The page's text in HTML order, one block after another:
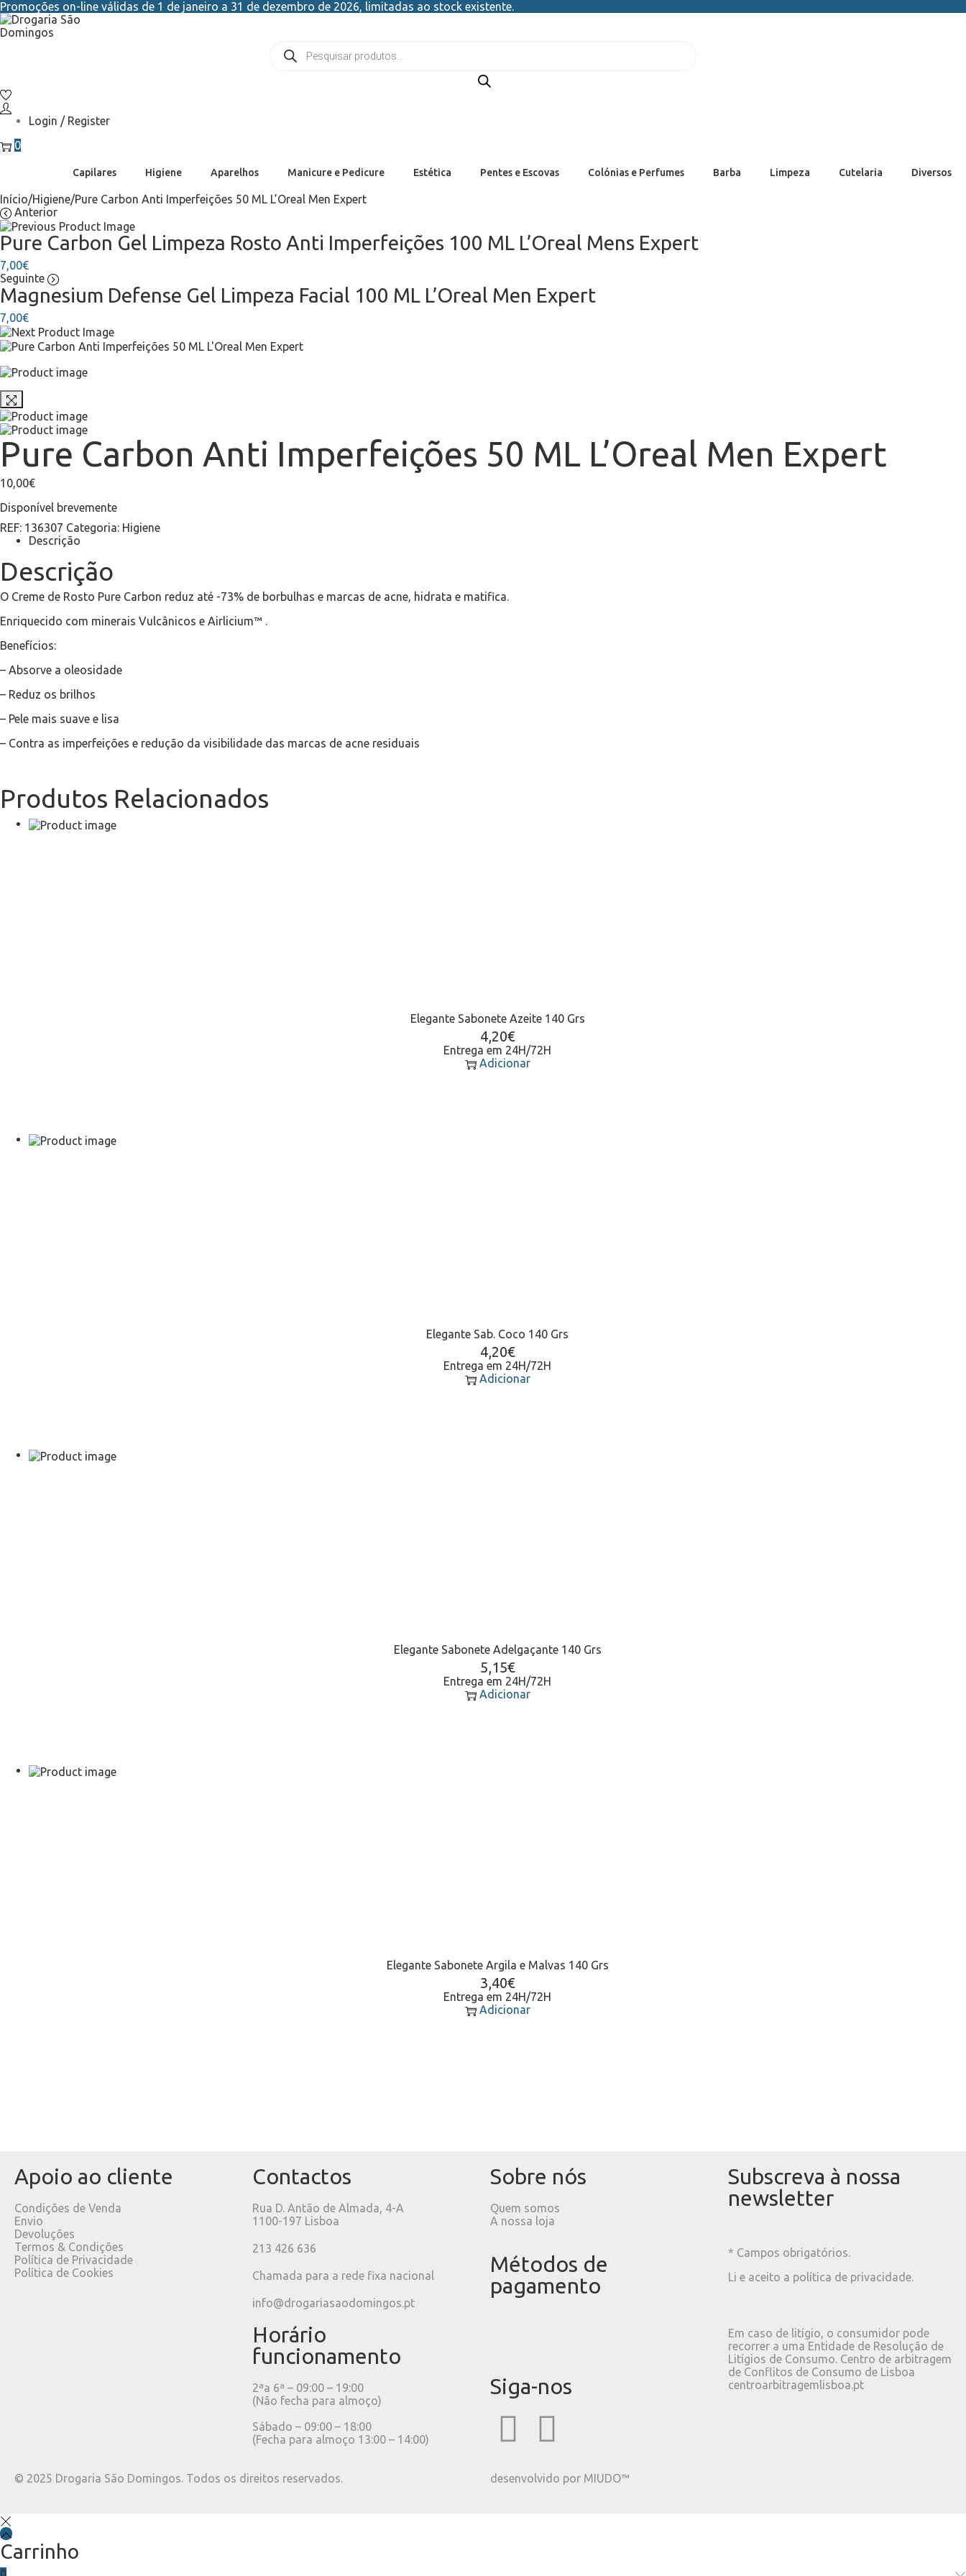
Promoções on-line válidas de 1 de janeiro a 31 de dezembro de 2026, limitadas ao stock existente.
Login / Register
0
Capilares Higiene Aparelhos Manicure e Pedicure Estética Pentes e Escovas Colónias e Perfumes Barba Limpeza Cutelaria Diversos
Início/Higiene/Pure Carbon Anti Imperfeições 50 ML L’Oreal Men Expert
Anterior
Pure Carbon Gel Limpeza Rosto Anti Imperfeições 100 ML L’Oreal Mens Expert
7,00€
Seguinte
Magnesium Defense Gel Limpeza Facial 100 ML L’Oreal Men Expert
7,00€
Pure Carbon Anti Imperfeições 50 ML L’Oreal Men Expert
10,00€
Disponível brevemente
REF: 136307 Categoria: Higiene
Descrição
Descrição
O Creme de Rosto Pure Carbon reduz até -73% de borbulhas e marcas de acne, hidrata e matifica.
Enriquecido com minerais Vulcânicos e Airlicium™ .
Benefícios:
– Absorve a oleosidade
– Reduz os brilhos
– Pele mais suave e lisa
– Contra as imperfeições e redução da visibilidade das marcas de acne residuais
Produtos Relacionados
Elegante Sabonete Azeite 140 Grs
4,20€
Entrega em 24H/72H
Adicionar
Elegante Sab. Coco 140 Grs
4,20€
Entrega em 24H/72H
Adicionar
Elegante Sabonete Adelgaçante 140 Grs
5,15€
Entrega em 24H/72H
Adicionar
Elegante Sabonete Argila e Malvas 140 Grs
3,40€
Entrega em 24H/72H
Adicionar
Apoio ao cliente
Condições de Venda
Envio
Devoluções
Termos & Condições
Política de Privacidade
Política de Cookies
Contactos
Rua D. Antão de Almada, 4-A
1100-197 Lisboa
213 426 636
Chamada para a rede fixa nacional
info@drogariasaodomingos.pt
Horário
funcionamento
2ªa 6ª – 09:00 – 19:00
(Não fecha para almoço)
Sábado – 09:00 – 18:00
(Fecha para almoço 13:00 – 14:00)
Sobre nós
Quem somos
A nossa loja
Métodos de
pagamento
Siga-nos
Subscreva à nossa
newsletter
* Campos obrigatórios.
Li e aceito a política de privacidade.
Em caso de litígio, o consumidor pode
recorrer a uma Entidade de Resolução de
Litígios de Consumo. Centro de arbitragem
de Conflitos de Consumo de Lisboa
centroarbitragemlisboa.pt
© 2025 Drogaria São Domingos. Todos os direitos reservados. desenvolvido por MIUDO™
Carrinho